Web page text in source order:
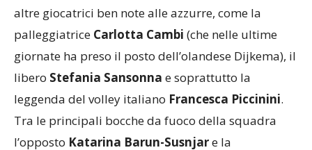
A disposizione del tecnicoMarco Fenogliomolte
altre giocatrici ben note alle azzurre, come la
palleggiatriceCarlotta Cambi(che nelle ultime
giornate ha preso il posto dell’olandese Dijkema), il
libero Stefania Sansonna e soprattutto la
leggenda del volley italianoFrancesca Piccinini